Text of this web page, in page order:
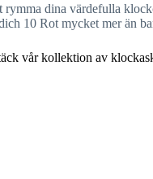
rymma dina värdefulla
10 Rot mycket mer än
vår kollektion av